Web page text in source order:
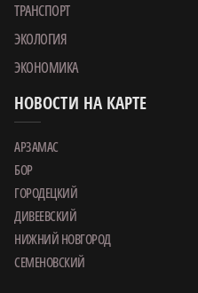
ТРАНСПОРТ
ЭКОЛОГИЯ
ЭКОНОМИКА
НОВОСТИ НА КАРТЕ
АРЗАМАС
БОР
ГОРОДЕЦКИЙ
ДИВЕЕВСКИЙ
НИЖНИЙ НОВГОРОД
СЕМЕНОВСКИЙ